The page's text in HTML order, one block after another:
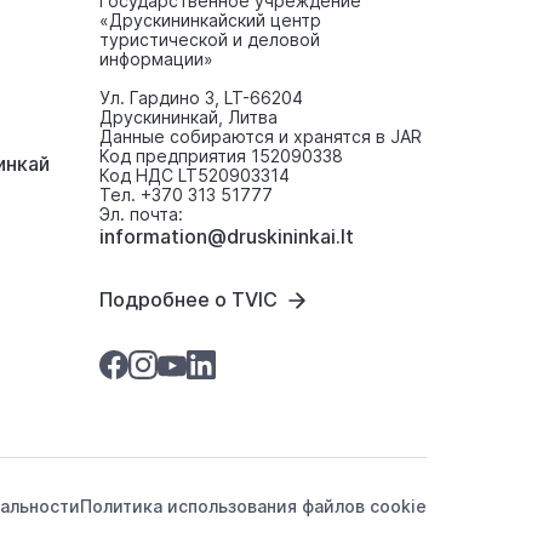
«Друскининкайский центр
туристической и деловой
информации»
Ул. Гардино 3, LT-66204
Друскининкай, Литва
Данные собираются и хранятся в JAR
Код предприятия 152090338
Код НДС LT520903314
Тел. +370 313 51777
Эл. почта:
information@druskininkai.lt
Подробнее о TVIC
Политика использования файлов cookie